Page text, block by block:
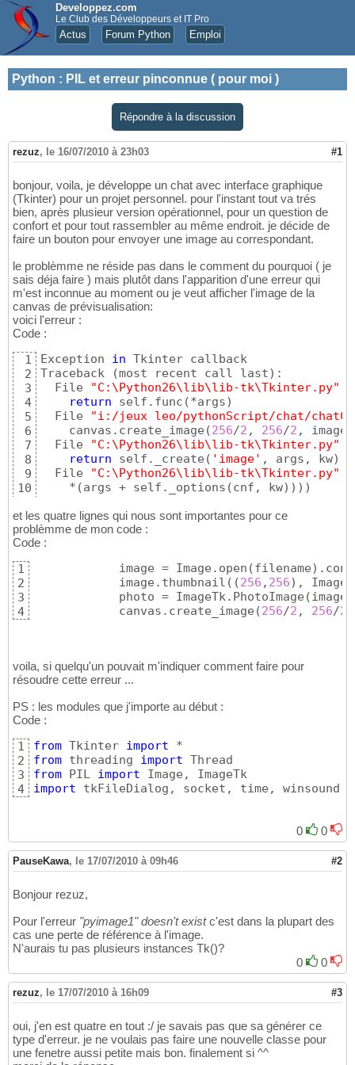
Developpez.com
Le Club des Développeurs et IT Pro
Actus Forum Python Emploi
Python : PIL et erreur pinconnue ( pour moi )
Répondre à la discussion
rezuz, le 16/07/2010 à 23h03 #1
bonjour, voila, je développe un chat avec interface graphique
(Tkinter) pour un projet personnel. pour l'instant tout va trés
bien, après plusieur version opérationnel, pour un question de
confort et pour tout rassembler au même endroit. je décide de
faire un bouton pour envoyer une image au correspondant.
le problèmme ne réside pas dans le comment du pourquoi ( je
sais déja faire ) mais plutôt dans l'apparition d'une erreur qui
m'est inconnue au moment ou je veut afficher l'image de la
canvas de prévisualisation:
voici l'erreur :
Code :
1
2
3
4
5
6
7
8
9
10
Exception in Tkinter callback
Traceback
(most recent call last) :
  File
"C:\Python26\lib\lib-tk\Tkinter.py"
return self.func (*args)
  File
"i:/jeux leo/pythonScript/chat/
    canvas.create_image
(256/2 , 256/2 ,
  File
"C:\Python26\lib\lib-tk\Tkinter.py"
return self._create ( 'image' , args, kw)
  File
"C:\Python26\lib\lib-tk\Tkinter.py"
    *
(args + self._options (cnf, kw) ) ) )
et les quatre lignes qui nous sont importantes pour ce
problèmme de mon code :
Code :
1
2
3
4
            image = Image.open
(filename)
            image.thumbnail
( (256 , 256) ,
            photo = ImageTk.PhotoImage
(image
            canvas.create_image
(256/2 , 256/2
voila, si quelqu'un pouvait m'indiquer comment faire pour
résoudre cette erreur ...
PS : les modules que j'importe au début :
Code :
1
2
3
4
from Tkinter import
from threading import
from PIL import
import tkFileDialog, socket, time, winsound
0 0
PauseKawa, le 17/07/2010 à 09h46 #2
Bonjour rezuz,
Pour l'erreur "pyimage1" doesn't existc'est dans la plupart des
cas une perte de référence à l'image.
N'aurais tu pas plusieurs instances Tk()?
0
0
rezuz, le 17/07/2010 à 16h09 #3
oui, j'en est quatre en tout :/ je savais pas que sa générer ce
type d'erreur. je ne voulais pas faire une nouvelle classe pour
une fenetre aussi petite mais bon. finalement si ^^